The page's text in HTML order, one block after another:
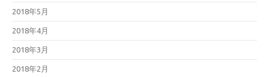
2018年5月
2018年4月
2018年3月
2018年2月